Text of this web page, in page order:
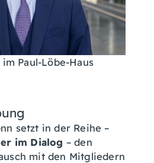
Paul-Löbe-Haus
setzt in der Reihe –
im Dialog – den
mit den Mitgliedern